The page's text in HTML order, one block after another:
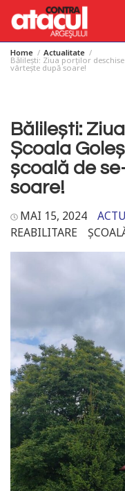
SkipHome Actualitate
Bălilești: Ziua porților
vârtește după soare!
Bălilești:
Școala
școală de
soare!
MAI 15, 2024
REABILITARE